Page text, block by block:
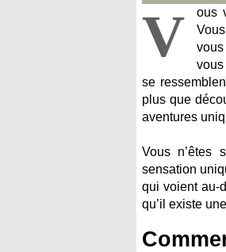
V
ous
se
plus que
aventures
Vous n’êtes
sensation
qui voient au-
qu’il existe